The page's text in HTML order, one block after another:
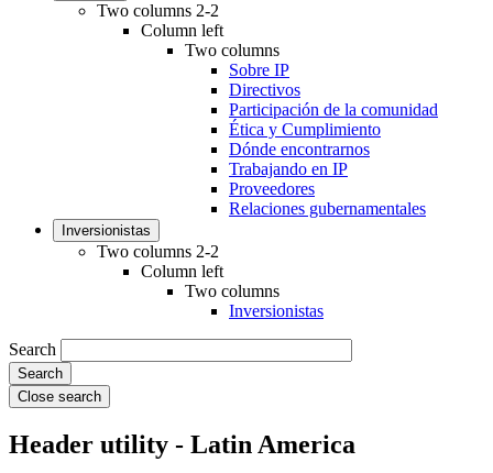
Two columns 2-2
Column left
Two columns
Sobre IP
Directivos
Participación de la comunidad
Ética y Cumplimiento
Dónde encontrarnos
Trabajando en IP
Proveedores
Relaciones gubernamentales
Inversionistas
Two columns 2-2
Column left
Two columns
Inversionistas
Search
Close search
Header utility - Latin America